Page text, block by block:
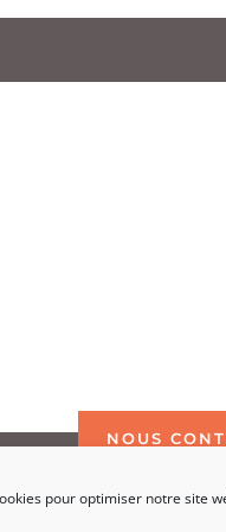
pour optimiser notre site
NOUS